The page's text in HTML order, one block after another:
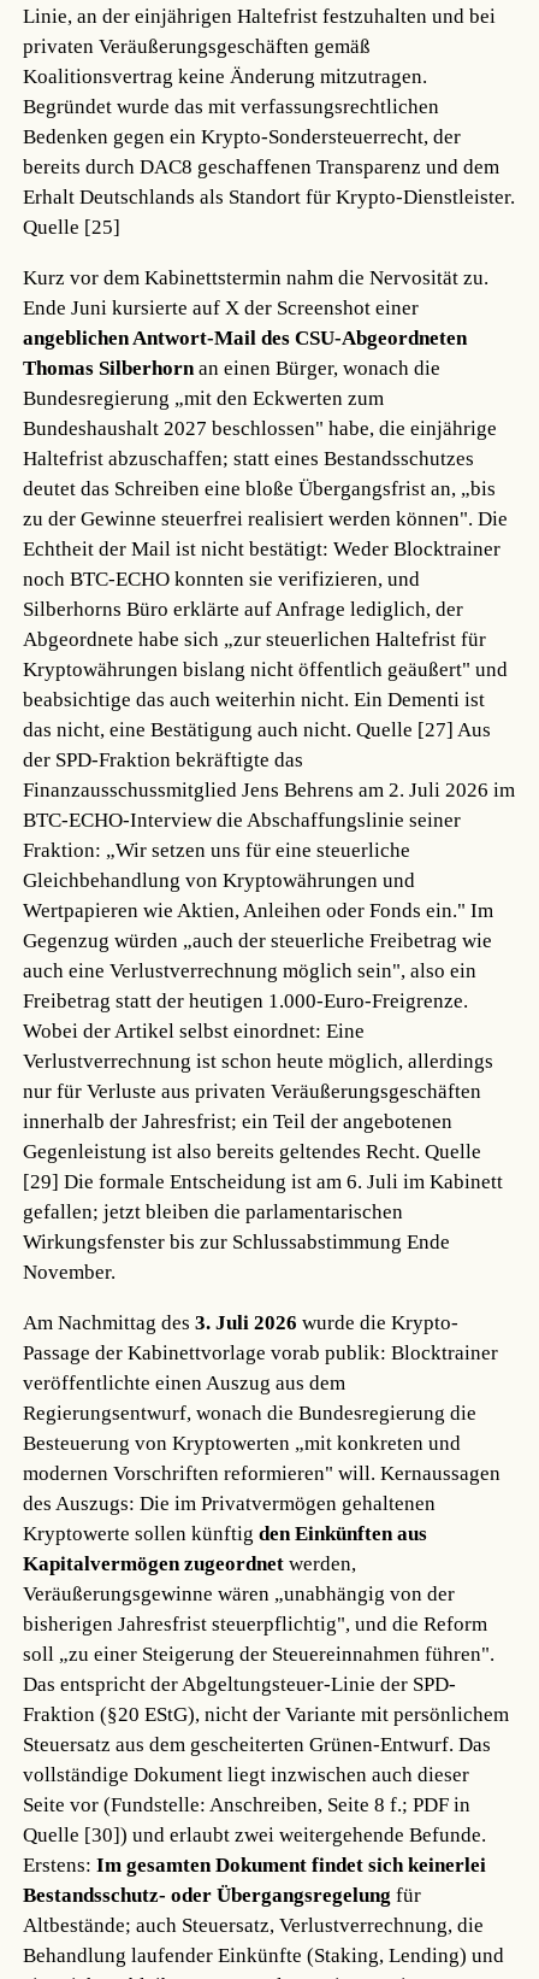
Linie, an der einjährigen Haltefrist festzuhalten und bei
privaten Veräußerungsgeschäften gemäß
Koalitionsvertrag keine Änderung mitzutragen.
Begründet wurde das mit verfassungsrechtlichen
Bedenken gegen ein Krypto-Sondersteuerrecht, der
bereits durch DAC8 geschaffenen Transparenz und dem
Erhalt Deutschlands als Standort für Krypto-Dienstleister.
Quelle [25]
Kurz vor dem Kabinettstermin nahm die Nervosität zu.
Ende Juni kursierte auf X der Screenshot einer
angeblichen Antwort-Mail des CSU-Abgeordneten
Thomas Silberhornan einen Bürger, wonach die
Bundesregierung „mit den Eckwerten zum
Bundeshaushalt 2027 beschlossen" habe, die einjährige
Haltefrist abzuschaffen; statt eines Bestandsschutzes
deutet das Schreiben eine bloße Übergangsfrist an, „bis
zu der Gewinne steuerfrei realisiert werden können". Die
Echtheit der Mail ist nicht bestätigt: Weder Blocktrainer
noch BTC-ECHO konnten sie verifizieren, und
Silberhorns Büro erklärte auf Anfrage lediglich, der
Abgeordnete habe sich „zur steuerlichen Haltefrist für
Kryptowährungen bislang nicht öffentlich geäußert" und
beabsichtige das auch weiterhin nicht. Ein Dementi ist
das nicht, eine Bestätigung auch nicht.Quelle [27] Aus
der SPD-Fraktion bekräftigte das
Finanzausschussmitglied Jens Behrens am 2. Juli 2026 im
BTC-ECHO-Interview die Abschaffungslinie seiner
Fraktion: „Wir setzen uns für eine steuerliche
Gleichbehandlung von Kryptowährungen und
Wertpapieren wie Aktien, Anleihen oder Fonds ein." Im
Gegenzug würden „auch der steuerliche Freibetrag wie
auch eine Verlustverrechnung möglich sein", also ein
Freibetrag statt der heutigen 1.000-Euro-Freigrenze.
Wobei der Artikel selbst einordnet: Eine
Verlustverrechnung ist schon heute möglich, allerdings
nur für Verluste aus privaten Veräußerungsgeschäften
innerhalb der Jahresfrist; ein Teil der angebotenen
Gegenleistung ist also bereits geltendes Recht.Quelle
[29] Die formale Entscheidung ist am 6. Juli im Kabinett
gefallen; jetzt bleiben die parlamentarischen
Wirkungsfenster bis zur Schlussabstimmung Ende
November.
Am Nachmittag des3. Juli 2026 wurde die Krypto-
Passage der Kabinettvorlage vorab publik: Blocktrainer
veröffentlichte einen Auszug aus dem
Regierungsentwurf, wonach die Bundesregierung die
Besteuerung von Kryptowerten „mit konkreten und
modernen Vorschriften reformieren" will. Kernaussagen
des Auszugs: Die im Privatvermögen gehaltenen
Kryptowerte sollen künftigden Einkünften aus
Kapitalvermögen zugeordnet werden,
Veräußerungsgewinne wären „unabhängig von der
bisherigen Jahresfrist steuerpflichtig", und die Reform
soll „zu einer Steigerung der Steuereinnahmen führen".
Das entspricht der Abgeltungsteuer-Linie der SPD-
Fraktion (§20 EStG), nicht der Variante mit persönlichem
Steuersatz aus dem gescheiterten Grünen-Entwurf. Das
vollständige Dokument liegt inzwischen auch dieser
Seite vor (Fundstelle: Anschreiben, Seite 8 f.; PDF in
Quelle [30]) und erlaubt zwei weitergehende Befunde.
Erstens:Im gesamten Dokument findet sich keinerlei
Bestandsschutz- oder Übergangsregelung für
Altbestände; auch Steuersatz, Verlustverrechnung, die
Behandlung laufender Einkünfte (Staking, Lending) und